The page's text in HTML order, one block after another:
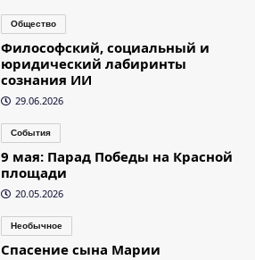
Общество
Философский, социальный и
юридический лабиринты
сознания ИИ
29.06.2026
События
9 мая: Парад Победы на Красной
площади
20.05.2026
Необычное
Спасение сына Марии